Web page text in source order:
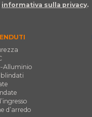
informativa sulla privacy.
Alluminio
d’arredo